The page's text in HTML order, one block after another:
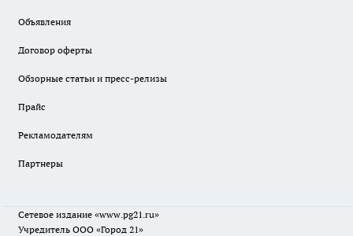
Объявления
Договор оферты
Обзорные статьи и пресс-релизы
Прайс
Рекламодателям
Партнеры
Сетевое издание «www.pg21.ru»
Учредитель ООО «Город 21»